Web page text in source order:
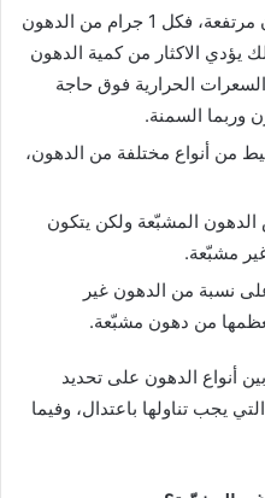
السعرات الحرارية في الدهون مرتفعة، فكل 1 جرام من الدهون
ولذلك يؤدي الاكثار من كمية الدهون
السعرات الحرارية فوق حاجة
وربما السمنة.
من أنواع مختلفة من الدهون،
المشبّعة ولكن يتكون
مشبّعة.
نسبة من الدهون غير
من دهون مشبّعة.
أنواع الدهون على تحديد
يجب تناولها باعتدال، وفيما